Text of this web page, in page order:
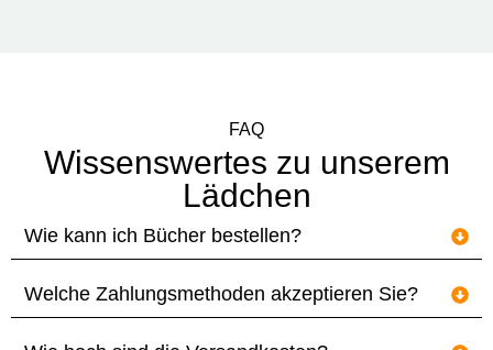
FAQ
Wissenswertes zu unserem
Lädchen
Wie kann ich Bücher bestellen?
Welche Zahlungsmethoden akzeptieren Sie?